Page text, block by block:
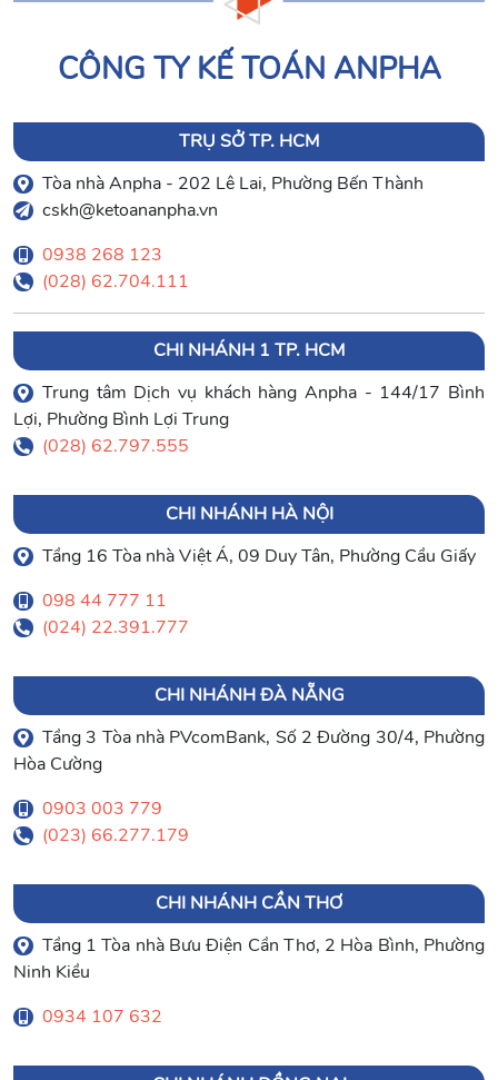
CÔNG TY KẾ TOÁN ANPHA
TRỤ SỞ TP. HCM
Tòa nhà Anpha - 202 Lê Lai, Phường Bến Thành
cskh@ketoananpha.vn
0938 268 123
(028) 62.704.111
CHI NHÁNH 1 TP. HCM
Trung tâm Dịch vụ khách hàng Anpha - 144/17 Bình
Lợi, Phường Bình Lợi Trung
(028) 62.797.555
CHI NHÁNH HÀ NỘI
Tầng 16 Tòa nhà Việt Á, 09 Duy Tân, Phường Cầu Giấy
098 44 777 11
(024) 22.391.777
CHI NHÁNH ĐÀ NẴNG
Tầng 3 Tòa nhà PVcomBank, Số 2 Đường 30/4, Phường
Hòa Cường
0903 003 779
(023) 66.277.179
CHI NHÁNH CẦN THƠ
Tầng 1 Tòa nhà Bưu Điện Cần Thơ, 2 Hòa Bình, Phường
Ninh Kiều
0934 107 632